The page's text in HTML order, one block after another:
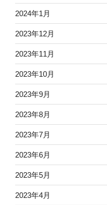
2024年1月
2023年12月
2023年11月
2023年10月
2023年9月
2023年8月
2023年7月
2023年6月
2023年5月
2023年4月